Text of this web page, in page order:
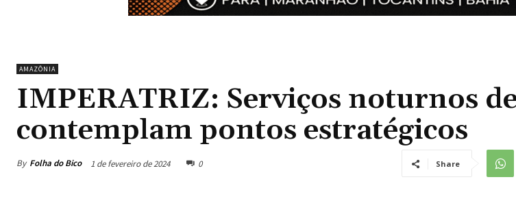
AMAZÔNIA
IMPERATRIZ: Serviços noturnos
contemplam pontos estratégicos
By Folha do Bico 1 de fevereiro de 2024 0 Share